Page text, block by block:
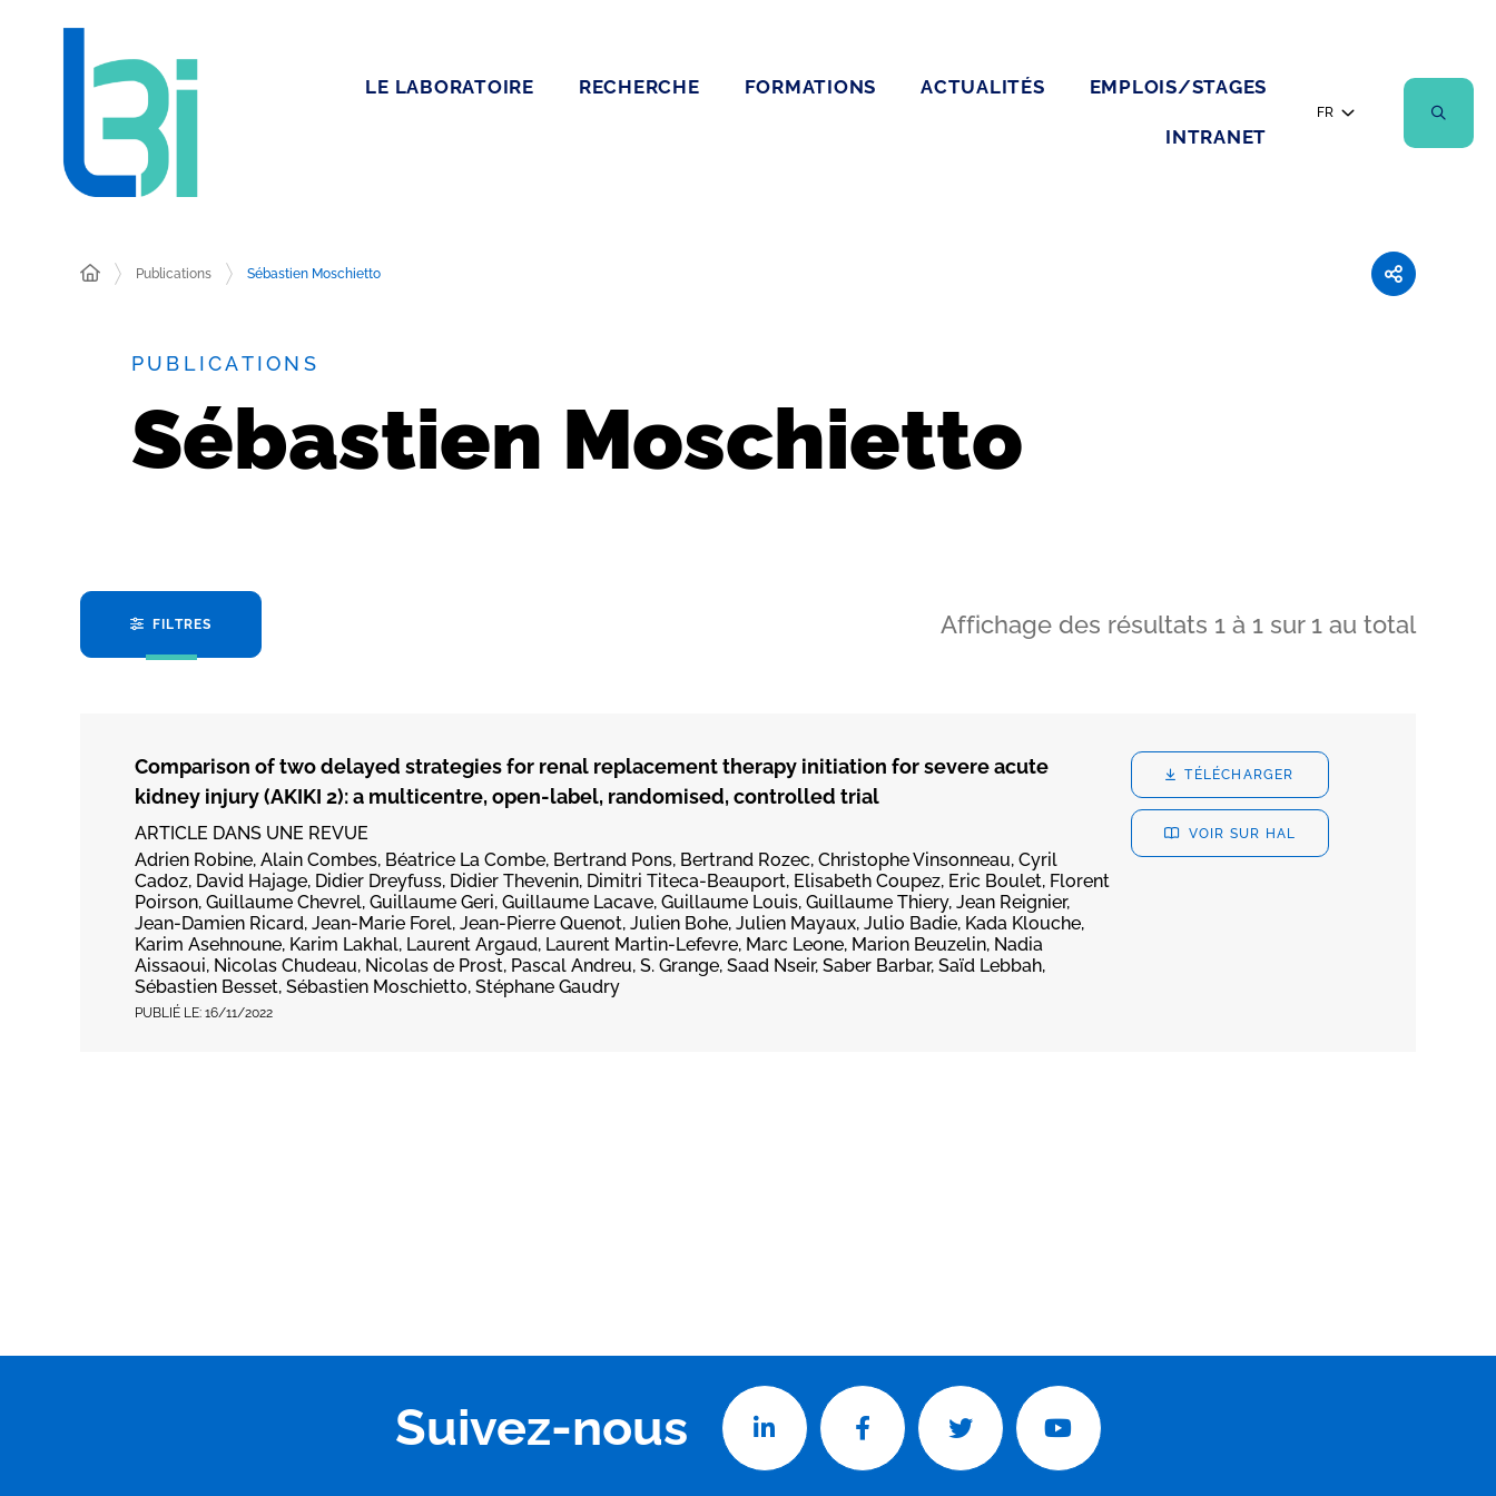
LE LABORATOIRE RECHERCHE FORMATIONS ACTUALITÉS EMPLOIS/STAGES
INTRANET
FR
Publications Sébastien Moschietto
PUBLICATIONS
Sébastien Moschietto
FILTRES Affichage des résultats 1 à 1 sur 1 au total
Comparison of two delayed strategies for renal replacement therapy initiation for severe acute
kidney injury (AKIKI 2): a multicentre, open-label, randomised, controlled trial
ARTICLE DANS UNE REVUE
Adrien Robine, Alain Combes, Béatrice La Combe, Bertrand Pons, Bertrand Rozec, Christophe Vinsonneau, Cyril
Cadoz, David Hajage, Didier Dreyfuss, Didier Thevenin, Dimitri Titeca-Beauport, Elisabeth Coupez, Eric Boulet, Florent
Poirson, Guillaume Chevrel, Guillaume Geri, Guillaume Lacave, Guillaume Louis, Guillaume Thiery, Jean Reignier,
Jean-Damien Ricard, Jean-Marie Forel, Jean-Pierre Quenot, Julien Bohe, Julien Mayaux, Julio Badie, Kada Klouche,
Karim Asehnoune, Karim Lakhal, Laurent Argaud, Laurent Martin-Lefevre, Marc Leone, Marion Beuzelin, Nadia
Aissaoui, Nicolas Chudeau, Nicolas de Prost, Pascal Andreu, S. Grange, Saad Nseir, Saber Barbar, Saïd Lebbah,
Sébastien Besset, Sébastien Moschietto, Stéphane Gaudry
PUBLIÉ LE: 16/11/2022
TÉLÉCHARGER
VOIR SUR HAL
Suivez-nous